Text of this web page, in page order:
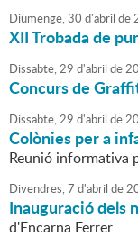
Diumenge,30 d'abril de
XII Trobada de
Dissabte,29 d'abril de
Concurs de
Dissabte,29 d'abril de
Colònies per a
Reunió informativa
Divendres,7 d'abril de
Inauguració dels
d'Encarna Ferrer